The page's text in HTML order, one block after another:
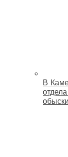
В
обыски